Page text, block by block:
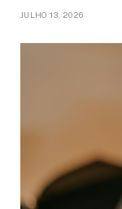
JULHO 13, 2026